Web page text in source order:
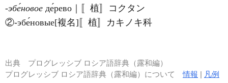
‐эбе́новое де́рево｜〚植〛コクタン
②‐эбе́новые[複名]〚植〛カキノキ科
出典 プログレッシブ ロシア語辞典（露和編）
プログレッシブ ロシア語辞典（露和編）について情報 | 凡例